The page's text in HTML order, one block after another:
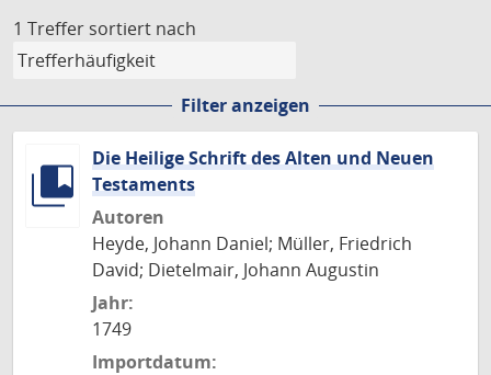
1 Treffer sortiert nach
Filter anzeigen
Die Heilige Schrift des Alten und Neuen
Testaments
Autoren
Heyde, Johann Daniel; Müller, Friedrich
David; Dietelmair, Johann Augustin
Jahr:
1749
Importdatum: